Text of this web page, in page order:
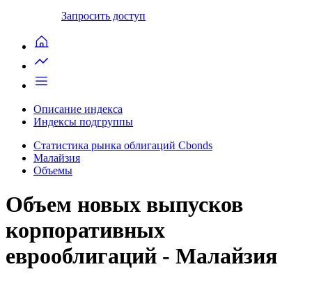
Запросить доступ
Описание индекса
Индексы подгруппы
Статистика рынка облигаций Cbonds
Малайзия
Объемы
Объем новых выпусков
корпоративных
еврооблигаций - Малайзия